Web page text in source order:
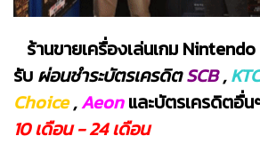
ร้านขายเครื่องเล่นเกม
รับ ผ่อนชำระบัตรเครดิต SCB,KTC
Choice,Aeon และบัตรเครดิตอื่น
10 เดือน - 24 เดือน